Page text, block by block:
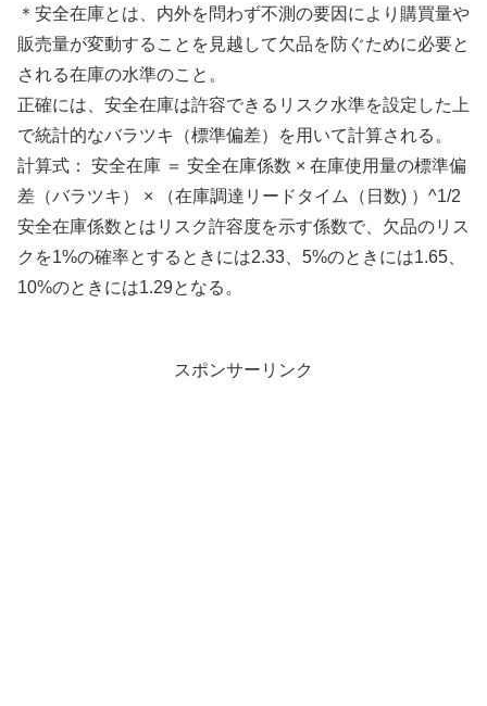
＊安全在庫とは、内外を問わず不測の要因により購買量や
販売量が変動することを見越して欠品を防ぐために必要と
される在庫の水準のこと。
正確には、安全在庫は許容できるリスク水準を設定した上
で統計的なバラツキ（標準偏差）を用いて計算される。
計算式： 安全在庫 ＝ 安全在庫係数 × 在庫使用量の標準偏
差（バラツキ） × （在庫調達リードタイム（日数) ）^1/2
安全在庫係数とはリスク許容度を示す係数で、欠品のリス
クを1%の確率とするときには2.33、5%のときには1.65、
10%のときには1.29となる。
スポンサーリンク